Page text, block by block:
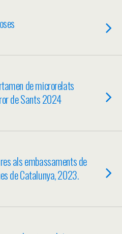
de microrelats
de Sants 2024
als embassaments de
de Catalunya, 2023.